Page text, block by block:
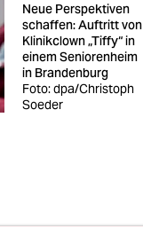
Neue Perspektiven
schaffen: Auftritt von
Klinikclown „Tiffy“ in
einem Seniorenheim
in Brandenburg
Foto: dpa/Christoph
Soeder